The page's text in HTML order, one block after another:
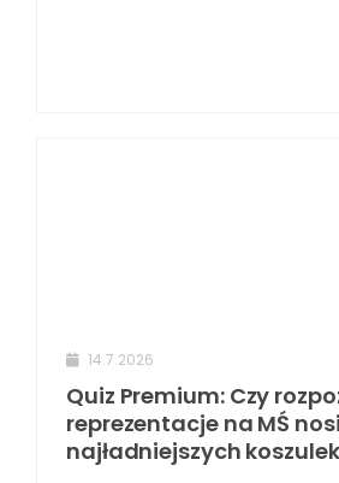
14.7.2026
Quiz Premium: Czy
reprezentacje na MŚ
najładniejszych